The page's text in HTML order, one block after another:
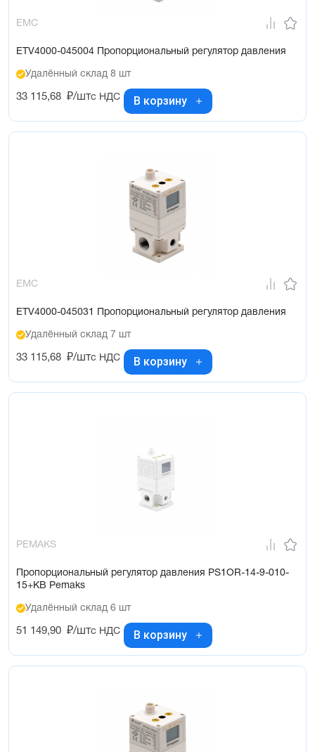
EMC
ETV4000-045004 Пропорциональный регулятор давления
Удалённый склад 8 шт
33 115,68 ₽/штс НДС В корзину
EMC
ETV4000-045031 Пропорциональный регулятор давления
Удалённый склад 7 шт
33 115,68 ₽/штс НДС В корзину
PEMAKS
Пропорциональный регулятор давления PS1OR-14-9-010-
15+KB Pemaks
Удалённый склад 6 шт
51 149,90 ₽/штс НДС В корзину